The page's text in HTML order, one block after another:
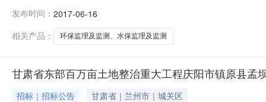
地：4楼第十三评标室评标报告：评标报告-->评标信息评
发布时间： 2017-06-16
相关产品：
环保监理及监测、水保监理及监测
甘肃省东部百万亩土地整治重大工程庆阳市镇原县孟
招标｜招标公告
甘肃省｜兰州市｜城关区